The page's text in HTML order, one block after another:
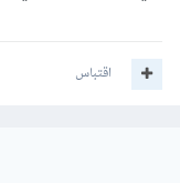
اقتباس